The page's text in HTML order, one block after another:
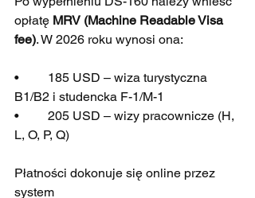
opłatę MRV (Machine Readable Visa
fee). W 2026 roku wynosi ona:
•         185 USD – wiza turystyczna
B1/B2 i studencka F-1/M-1
•         205 USD – wizy pracownicze (H,
L, O, P, Q)
Płatności dokonuje się online przez
system